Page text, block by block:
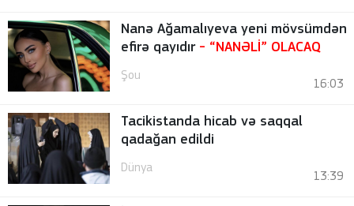
Nanə Ağamalıyeva yeni mövsümdən
efirə qayıdır - “NANƏLİ” OLACAQ
Şou
16:03
Tacikistanda hicab və saqqal
qadağan edildi
Dünya
13:39